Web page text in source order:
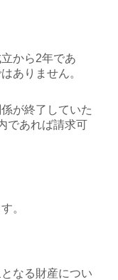
から2年であ
ありません。
が終了していた
であれば請求可
。
なる財産につい